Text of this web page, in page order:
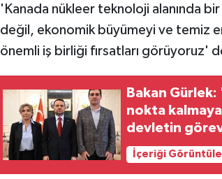
'Kanada nükleer teknoloji alanında
değil, ekonomik büyümeyi ve temiz
önemli iş birliği fırsatları görüyoruz'
Bakan
nokta
devletin
İçeriği Görüntüle